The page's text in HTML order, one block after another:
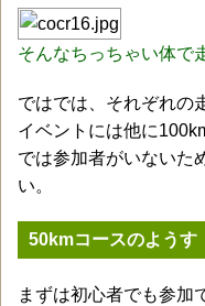
そんなちっちゃい体で
ではでは、それぞれの
イベントには他に
では参加者がいないた
い。
50kmコースのようす
まずは初心者でも参加